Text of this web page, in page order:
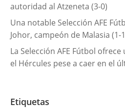
autoridad al Atzeneta (3-0)
Una notable Selección AFE
Johor, campeón de Malasia (1-
La Selección AFE Fútbol
el Hércules pese a caer en el
Etiquetas